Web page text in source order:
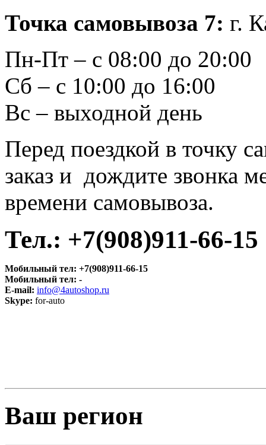
Точка самовывоза 7: г.
Пн-Пт – с 08:00 до 20:00
Сб – с 10:00 до 16:00
Вс – выходной день
Перед поездкой в точку
заказ и дождите звонка
времени самовывоза.
Тел.: +7(908)911-66-15
Мобильный тел: +7(908)911-66-15
Мобильный тел: -
E-mail: info@4autoshop.ru
Skype: for-auto
Ваш регион